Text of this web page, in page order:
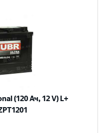
(120 Ач, 12 V) L+